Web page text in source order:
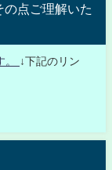
点ご理解いた
。
↓下記のリン